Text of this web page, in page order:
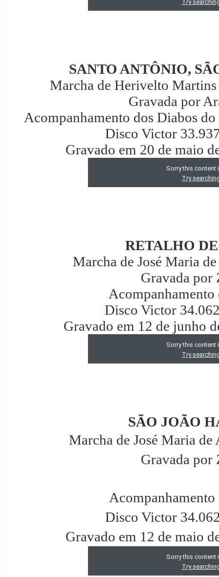
SANTO ANTÔNIO,
Marcha de Herivelto
Gravada por
Acompanhamento dos Diabos
Disco Victor
Gravado em 20 de maio
RETALHO
Marcha de José Maria
Gravada por
Acompanhamento
Disco Victor
Gravado em 12 de junho
SÃO JOÃO
Marcha de José Maria
Gravada por
Acompanhamento
Disco Victor
Gravado em 12 de maio